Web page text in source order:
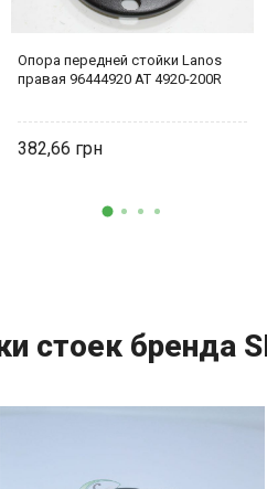
Опора передней стойки Lanos
правая 96444920 AT 4920-200R
382,66
стоек бренда